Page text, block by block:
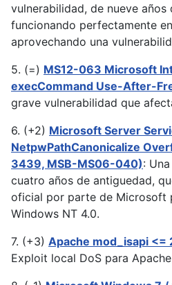
vulnerabilidad, de nueve años
funcionando perfectamente
aprovechando una
5. (=) MS12-063 Microsoft
execCommand Use-After-
grave vulnerabilidad que
6. (+2) Microsoft Server
NetpwPathCanonicalize
3439, MSB-MS06-040):
cuatro años de antiguedad,
oficial por parte de Microsoft
Windows NT 4.0.
7. (+3) Apache mod_isapi <=
Exploit local DoS para